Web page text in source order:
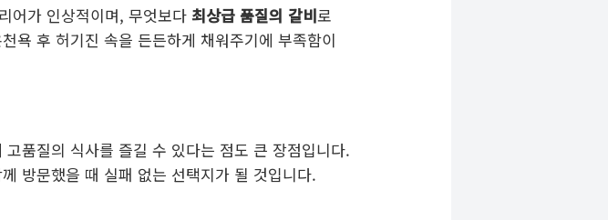
어가 인상적이며, 무엇보다 최상급 품질의 갈비로
욕 후 허기진 속을 든든하게 채워주기에 부족함이
품질의 식사를 즐길 수 있다는 점도 큰 장점입니다.
방문했을 때 실패 없는 선택지가 될 것입니다.